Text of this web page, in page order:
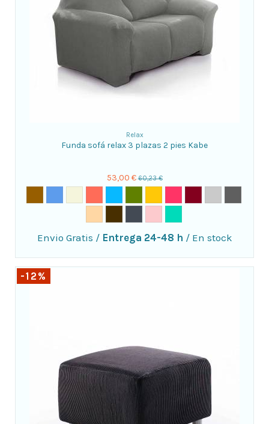
Relax
Funda sofá relax 3 plazas 2 pies Kabe
53,00 € 60,23 €
Envio Gratis / Entrega 24-48 h / En stock
-12%